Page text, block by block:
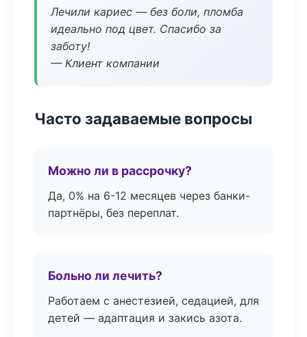
Лечили кариес — без боли, пломба
идеально под цвет. Спасибо за
заботу!
— Клиент компании
Часто задаваемые вопросы
Можно ли в рассрочку?
Да, 0% на 6-12 месяцев через банки-
партнёры, без переплат.
Больно ли лечить?
Работаем с анестезией, седацией, для
детей — адаптация и закись азота.